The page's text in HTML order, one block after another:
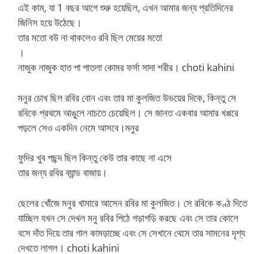
এই কাম, যা 1 বছর আগে শুরু হয়েছিল, এখন আমার জন্য প্রতিদিনের
জিনিস হয়ে উঠেছে।
তার মতো বউ না থাকলেও রবি ছিল মেয়ের মতো
।
নাজুক নাজুক হাত পা পাতলা কোমর ফর্সা সাদা শরীর। choti kahini
মনুর চোখ ছিল রবির বোন এবং তার মা কুলজিত উভয়ের দিকে, কিন্তু সে
রবিকে প্রথমে আঙুলে নাচতে চেয়েছিল। সে জানত একবার আমার খপ্পরে
পড়লে সেও একদিন নেমে আসবে।মনুর
ফুদির খুব পছন্দ ছিল কিন্তু কেউ তার কাছে না এসে
তার জন্য রবির ব্যান্ড বাজায়।
ছেলের খোঁজে মনুর খামারে আসেন রবির মা কুলজিত। সে রবিকে কণ্ঠ দিতে
যাচ্ছিল যখন সে দেখল মনু রবির পিঠে গড়াগড়ি করছে এবং সে তার কোলে
বসে দাঁত দিয়ে তার গাল কামড়াচ্ছে এবং সে সেখানে থেমে তার সামনের দৃশ্য
দেখতে লাগল। choti kahini